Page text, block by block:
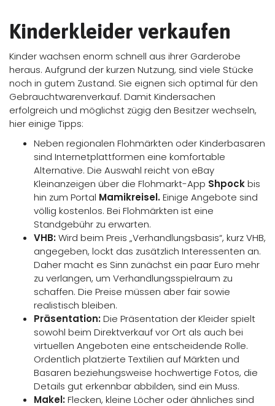
Kinderkleider verkaufen
Kinder wachsen enorm schnell aus ihrer Garderobe
heraus. Aufgrund der kurzen Nutzung, sind viele Stücke
noch in gutem Zustand. Sie eignen sich optimal für den
Gebrauchtwarenverkauf. Damit Kindersachen
erfolgreich und möglichst zügig den Besitzer wechseln,
hier einige Tipps:
Neben regionalen Flohmärkten oder Kinderbasaren
sind Internetplattformen eine komfortable
Alternative. Die Auswahl reicht von eBay
Kleinanzeigen über die Flohmarkt-App Shpockbis
hin zum Portal Mamikreisel.Einige Angebote sind
völlig kostenlos. Bei Flohmärkten ist eine
Standgebühr zu erwarten.
VHB:Wird beim Preis „Verhandlungsbasis“, kurz VHB,
angegeben, lockt das zusätzlich Interessenten an.
Daher macht es Sinn zunächst ein paar Euro mehr
zu verlangen, um Verhandlungsspielraum zu
schaffen. Die Preise müssen aber fair sowie
realistisch bleiben.
Präsentation:Die Präsentation der Kleider spielt
sowohl beim Direktverkauf vor Ort als auch bei
virtuellen Angeboten eine entscheidende Rolle.
Ordentlich platzierte Textilien auf Märkten und
Basaren beziehungsweise hochwertige Fotos, die
Details gut erkennbar abbilden, sind ein Muss.
Makel:Flecken, kleine Löcher oder ähnliches sind